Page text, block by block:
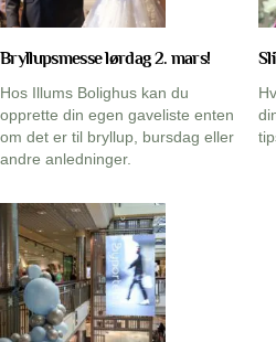
Bryllupsmesse lørdag 2. mars!
Hos Illums Bolighus kan du
opprette din egen gaveliste enten
om det er til bryllup, bursdag eller
andre anledninger.